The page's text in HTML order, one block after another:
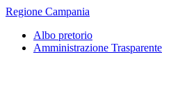
Regione Campania
Albo pretorio
Amministrazione Trasparente